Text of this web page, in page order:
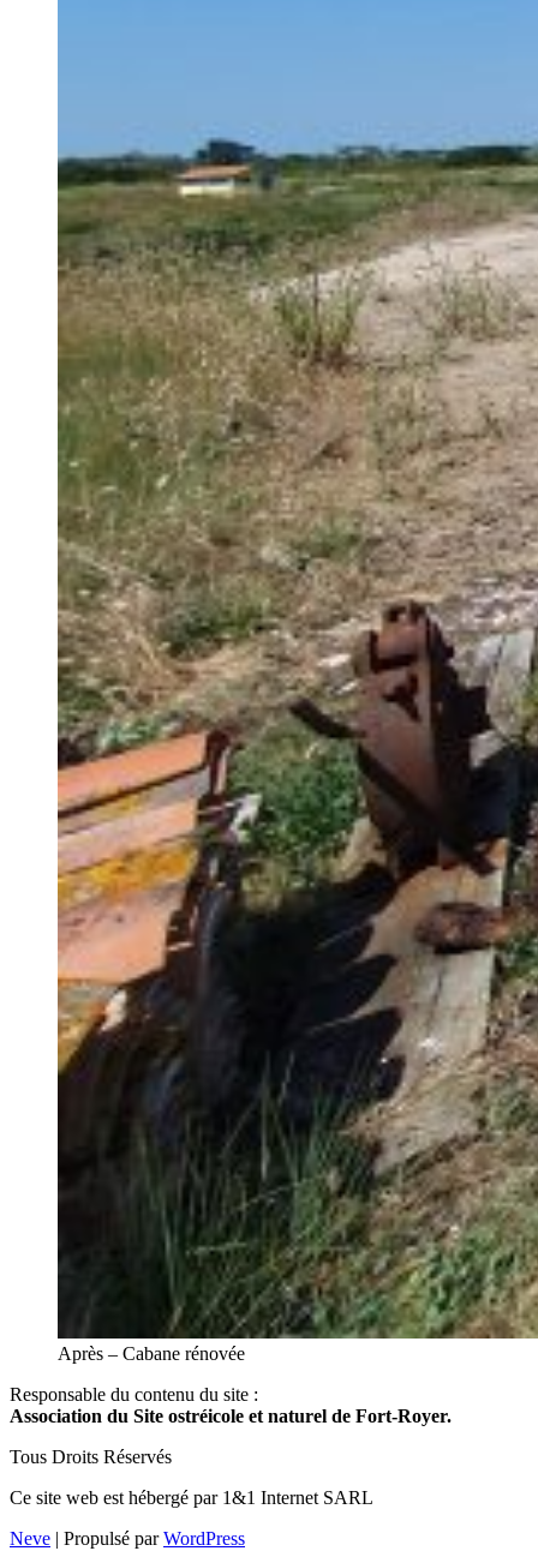
Après – Cabane rénovée
Responsable du contenu du site :
Association du Site ostréicole et naturel de Fort-Royer.
Tous Droits Réservés
Ce site web est hébergé par 1&1 Internet SARL
Neve | Propulsé parWordPress